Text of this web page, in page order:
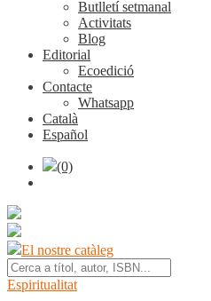
Butlletí setmanal
Activitats
Blog
Editorial
Ecoedició
Contacte
Whatsapp
Català
Español
(0)
El nostre catàleg
Espiritualitat